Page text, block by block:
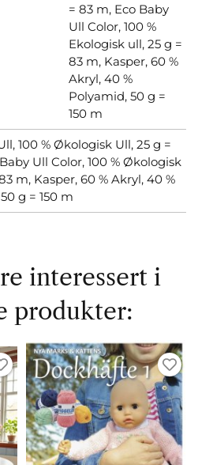
= 83 m, Eco Baby
Ull Color, 100 %
Ekologisk ull, 25 g =
83 m, Kasper, 60 %
Akryl, 40 %
Polyamid, 50 g =
150 m
100 % Økologisk Ull, 25 g =
Ull Color, 100 % Økologisk
m, Kasper, 60 % Akryl, 40 %
g = 150 m
interessert i
produkter: